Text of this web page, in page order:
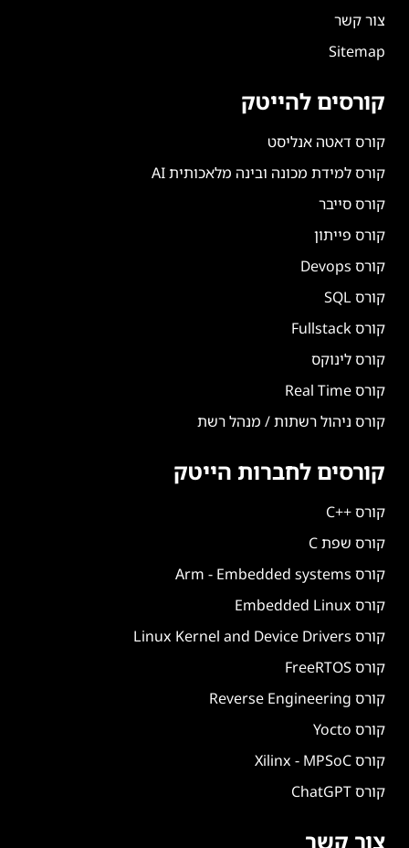
צור קשר
Sitemap
קורסים להייטק
קורס דאטה אנליסט
קורס למידת מכונה ובינה מלאכותית AI
קורס סייבר
קורס פייתון
קורס Devops
קורס SQL
קורס Fullstack
קורס לינוקס
קורס Real Time
קורס ניהול רשתות / מנהל רשת
קורסים לחברות הייטק
קורס ++C
קורס שפת C
קורס Arm - Embedded systems
קורס Embedded Linux
קורס Linux Kernel and Device Drivers
קורס FreeRTOS
קורס Reverse Engineering
קורס Yocto
קורס Xilinx - MPSoC
קורס ChatGPT
צור קשר